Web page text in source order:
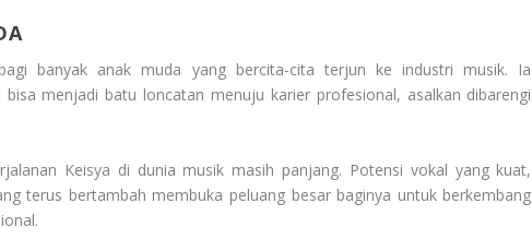
banyak anak muda yang bercita-cita terjun ke industri musik. Ia
menjadi batu loncatan menuju karier profesional, asalkan dibarengi
Keisya di dunia musik masih panjang. Potensi vokal yang kuat,
terus bertambah membuka peluang besar baginya untuk berkembang